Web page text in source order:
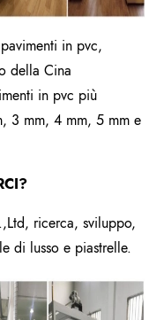
in pvc,
della Cina
in pvc più
3 mm, 4 mm, 5 mm e
ricerca, sviluppo,
di lusso e piastrelle.